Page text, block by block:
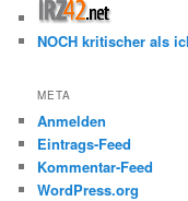
NOCH kritischer als
META
Anmelden
Eintrags-Feed
Kommentar-Feed
WordPress.org